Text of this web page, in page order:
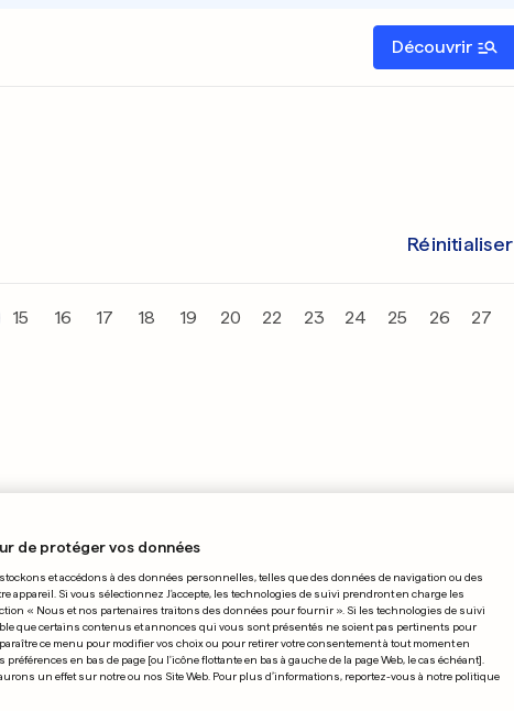
Découvrir
Réinitialiser
15 16 17 18 19 20 22 23 24 25 26 27
de protéger vos données
et accédons à des données personnelles, telles que des données de navigation ou des
appareil. Si vous sélectionnez J'accepte, les technologies de suivi prendront en charge les
« Nous et nos partenaires traitons des données pour fournir ». Si les technologies de suivi
que certains contenus et annonces qui vous sont présentés ne soient pas pertinents pour
ce menu pour modifier vos choix ou pour retirer votre consentement à tout moment en
en bas de page [ou l'icône flottante en bas à gauche de la page Web, le cas échéant].
un effet sur notre ou nos Site Web. Pour plus d’informations, reportez-vous à notre politique